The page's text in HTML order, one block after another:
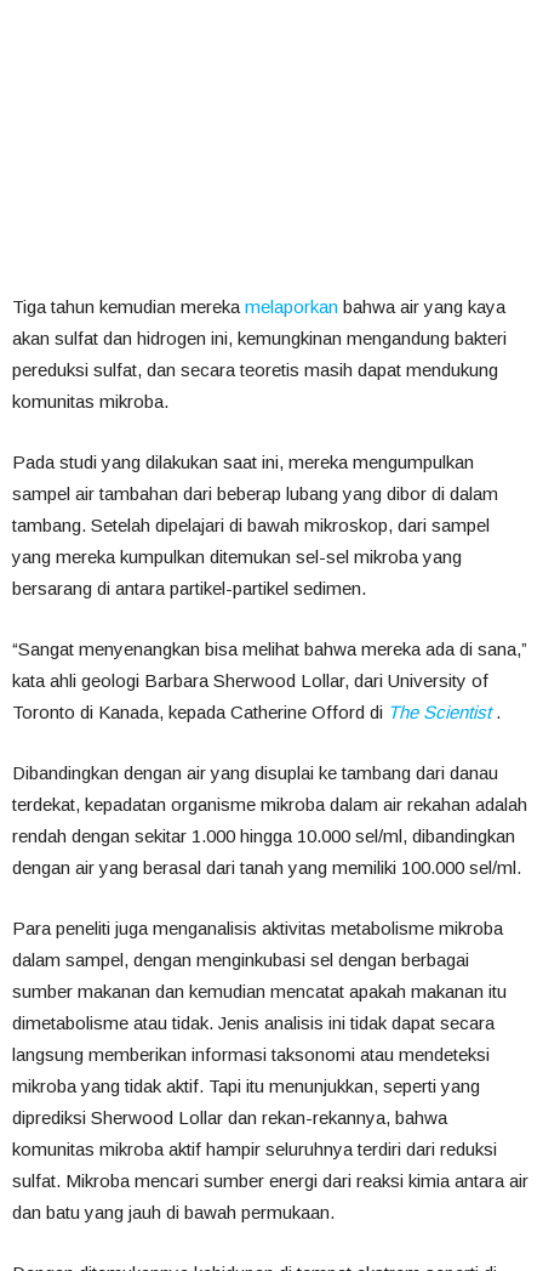
Tiga tahun kemudian merekamelaporkan bahwa air yang kaya
akan sulfat dan hidrogen ini, kemungkinan mengandung bakteri
pereduksi sulfat, dan secara teoretis masih dapat mendukung
komunitas mikroba.
Pada studi yang dilakukan saat ini, mereka mengumpulkan
sampel air tambahan dari beberap lubang yang dibor di dalam
tambang. Setelah dipelajari di bawah mikroskop, dari sampel
yang mereka kumpulkan ditemukan sel-sel mikroba yang
bersarang di antara partikel-partikel sedimen.
“Sangat menyenangkan bisa melihat bahwa mereka ada di sana,”
kata ahli geologi Barbara Sherwood Lollar, dari University of
Toronto di Kanada, kepada Catherine Offord di The Scientist.
Dibandingkan dengan air yang disuplai ke tambang dari danau
terdekat, kepadatan organisme mikroba dalam air rekahan adalah
rendah dengan sekitar 1.000 hingga 10.000 sel/ml, dibandingkan
dengan air yang berasal dari tanah yang memiliki 100.000 sel/ml.
Para peneliti juga menganalisis aktivitas metabolisme mikroba
dalam sampel, dengan menginkubasi sel dengan berbagai
sumber makanan dan kemudian mencatat apakah makanan itu
dimetabolisme atau tidak. Jenis analisis ini tidak dapat secara
langsung memberikan informasi taksonomi atau mendeteksi
mikroba yang tidak aktif. Tapi itu menunjukkan, seperti yang
diprediksi Sherwood Lollar dan rekan-rekannya, bahwa
komunitas mikroba aktif hampir seluruhnya terdiri dari reduksi
sulfat. Mikroba mencari sumber energi dari reaksi kimia antara air
dan batu yang jauh di bawah permukaan.